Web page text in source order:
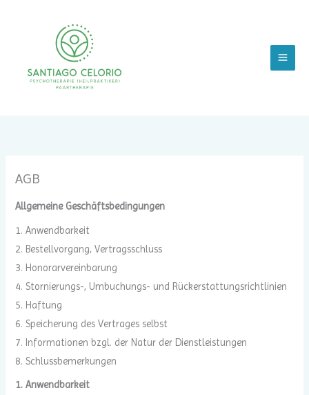
AGB
Allgemeine Geschäftsbedingungen
1. Anwendbarkeit
2. Bestellvorgang, Vertragsschluss
3. Honorarvereinbarung
4. Stornierungs-, Umbuchungs- und Rückerstattungsrichtlinien
5. Haftung
6. Speicherung des Vertrages selbst
7. Informationen bzgl. der Natur der Dienstleistungen
8. Schlussbemerkungen
1. Anwendbarkeit